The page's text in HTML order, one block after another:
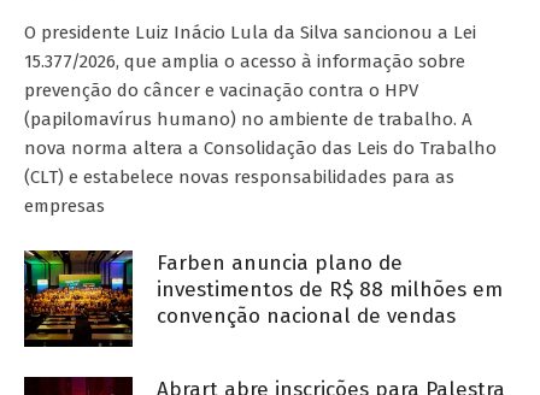
O presidente Luiz Inácio Lula da Silva sancionou a Lei
15.377/2026, que amplia o acesso à informação sobre
prevenção do câncer e vacinação contra o HPV
(papilomavírus humano) no ambiente de trabalho. A
nova norma altera a Consolidação das Leis do Trabalho
(CLT) e estabelece novas responsabilidades para as
empresas
Farben anuncia plano de
investimentos de R$ 88 milhões em
convenção nacional de vendas